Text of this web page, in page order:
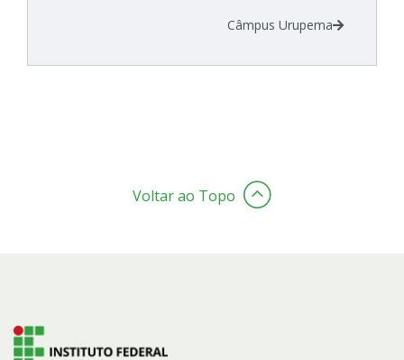
Câmpus Urupema
Voltar ao Topo